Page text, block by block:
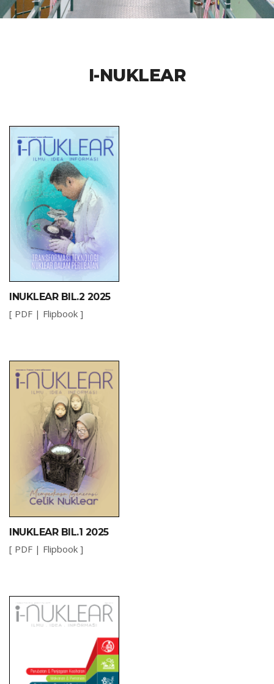
I-NUKLEAR
INUKLEAR BIL.2 2025
[ PDF | Flipbook ]
INUKLEAR BIL.1 2025
[ PDF | Flipbook ]